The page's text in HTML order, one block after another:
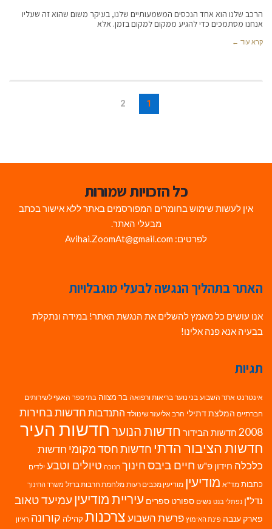
הרכב שלנו הוא אחד הנכסים המשמעותיים שלנו, בעיקר משום שהוא זה שעליו
אנחנו מסתמכים כדי להגיע ממקום למקום בזמן. אלא
קרא עוד ←
1
2
כל הזכויות שמורות
אין לעשות שימוש בחומרים המפורסמים באתר ללא אישור בכתב
מבעלי האתר.
לפרטים: Avihai.ZoomAt@gmail.com
האתר בתהליך הנגשה לבעלי מוגבלויות
אנו עושים כל מאמץ להשלים את הנגשת האתר! במידה ונתקלת
בבעיה אנא פנה אלינו!
תגיות
אינטרנט אתר השבוע בני נוער בריאות ורפואה בר מצווה בתי ספר האגף לשירותים
חברתיים המלצת דתילי הרב אליעזר שינוולד התנדבות חדשות בחירות
2008 חדשות הבידור חדשות הנוערחדשות העיר
חדשות הציבור הדתי חדשות חסד מקומי חדשות
כלכלה חידון פ"ש חיים ביבסחינוך חנוכה טיולים וטבע ילדים
כתבות מד"א מודיעין מודיעין מכבים רעות מלחמת חרבות ברזל משרד החינוך
נדל"ן נפתלי בנט נשים ספורט ספרים עיריית מודיעין עמיעד טאוב
פארק ענבה פינת האימוץ פרשת השבועצרכנות קהילה קורונה ראיון